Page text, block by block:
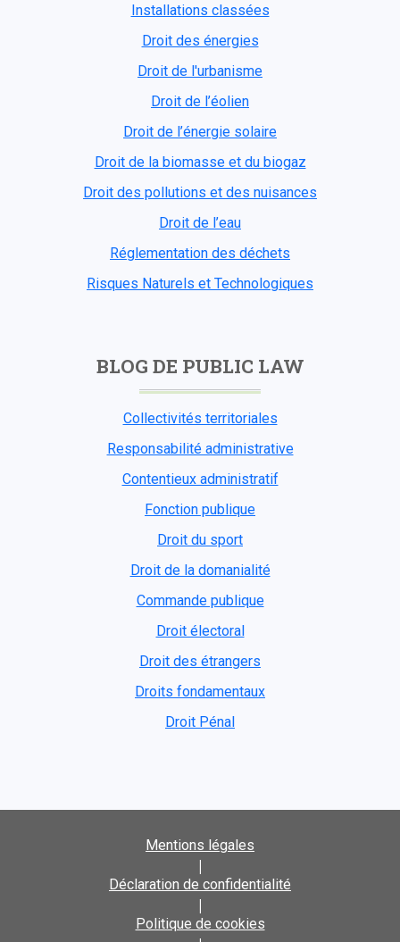
Installations classées
Droit des énergies
Droit de l'urbanisme
Droit de l’éolien
Droit de l’énergie solaire
Droit de la biomasse et du biogaz
Droit des pollutions et des nuisances
Droit de l’eau
Réglementation des déchets
Risques Naturels et Technologiques
BLOG DE PUBLIC LAW
Collectivités territoriales
Responsabilité administrative
Contentieux administratif
Fonction publique
Droit du sport
Droit de la domanialité
Commande publique
Droit électoral
Droit des étrangers
Droits fondamentaux
Droit Pénal
Mentions légales
|
Déclaration de confidentialité
|
Politique de cookies